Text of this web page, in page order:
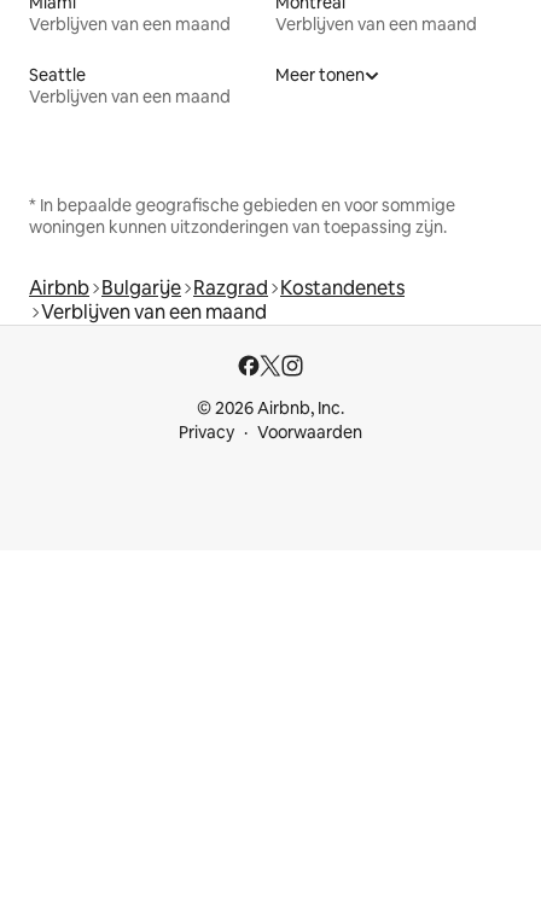
Verblijven van een maand
Verblijven van een maand
Seattle
Verblijven van een maand
Meer tonen
* In bepaalde geografische gebieden en voor sommige
woningen kunnen uitzonderingen van toepassing zijn.
Airbnb Bulgarije Razgrad Kostandenets
Verblijven van een maand
© 2026 Airbnb, Inc.
Privacy
Voorwaarden